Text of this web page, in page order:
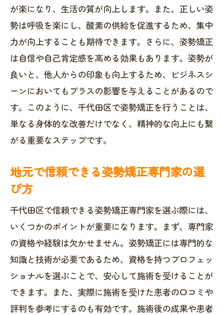
姿勢チェックのポイントと頻度
姿勢を改善するための生活習慣の見直し
姿勢矯正を日常生活に取り入れる方法
日常で簡単にできる姿勢改善法
無理なく続けられる姿勢矯正のコツ
姿勢改善を習慣化するためのステップ
家庭でできる姿勢矯正エクササイズ
オフィスでの姿勢改善アイデア
千代田区で健康的なライフスタイルを実現す
るために
地域での健康的なライフスタイル実践法
地域資源を活用した健康維持術
姿勢矯正を含む総合健康プランの提案
千代田区で参加できる健康イベント情報
地域コミュニティと連携した健康活動
千代田区での健康的な生活のための環境
が楽になり、生活の質が向上します。また、正しい姿
勢は呼吸を楽にし、酸素の供給を促進するため、集中
力が向上することも期待できます。さらに、姿勢矯正
は自信や自己肯定感を高める効果もあります。姿勢が
良いと、他人からの印象も向上するため、ビジネスシ
ーンにおいてもプラスの影響を与えることがあるので
す。このように、千代田区で姿勢矯正を行うことは、
単なる身体的な改善だけでなく、精神的な向上にも繋
がる重要なステップです。
地元で信頼できる姿勢矯正専門家の選
び方
千代田区で信頼できる姿勢矯正専門家を選ぶ際には、
いくつかのポイントが重要になります。まず、専門家
の資格や経験は欠かせません。姿勢矯正には専門的な
知識と技術が必要であるため、資格を持つプロフェッ
ショナルを選ぶことで、安心して施術を受けることが
できます。また、実際に施術を受けた患者の口コミや
評判を参考にするのも有効です。施術後の成果や患者